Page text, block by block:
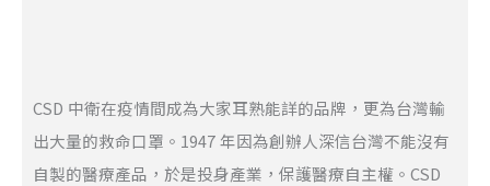
CSD 中衛在疫情間成為大家耳熟能詳的品牌，更為台灣輸
出大量的救命口罩。1947 年因為創辦人深信台灣不能沒有
自製的醫療產品，於是投身產業，保護醫療自主權。CSD